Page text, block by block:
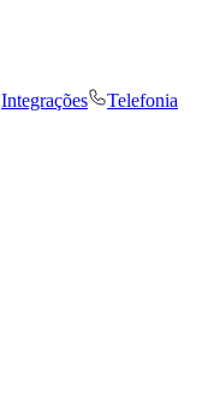
Integrações
Telefonia